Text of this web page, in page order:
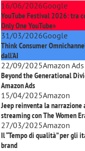
16/06/2026Google
YouTube Festival 2026: tra
Only One YouTube»
31/03/2026Google
Think Consumer
dall'AI
22/09/2025Amazon Ads
Beyond the Generational
Amazon Ads
15/04/2025Amazon
Jeep reinventa la
streaming conThe Women
27/03/2025Amazon
Il “Tempo di qualità” per gli
brand